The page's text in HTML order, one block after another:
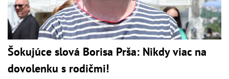
Šokujúce slová Borisa Prša: Nikdy viac na
dovolenku s rodičmi!